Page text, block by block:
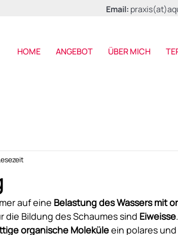
Email:
HOME ANGEBOT ÜBER MICH
auf eine Belastung des Wassers mit
Bildung des Schaumes sind Eiweisse
organische Moleküle ein polares